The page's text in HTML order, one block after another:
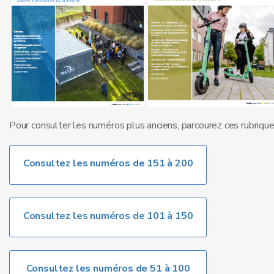
Pour consulter les numéros plus anciens, parcourez ces
Consultez les numéros de 151 à 200
Consultez les numéros de 101 à 150
Consultez les numéros de 51 à 100